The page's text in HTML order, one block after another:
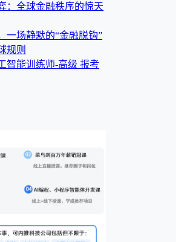
：全球金融秩序的惊天
一场静默的“金融脱钩”
规则
智能训练师-高级 报考